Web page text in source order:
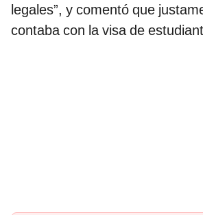
legales”, y comentó que
contaba con la visa de